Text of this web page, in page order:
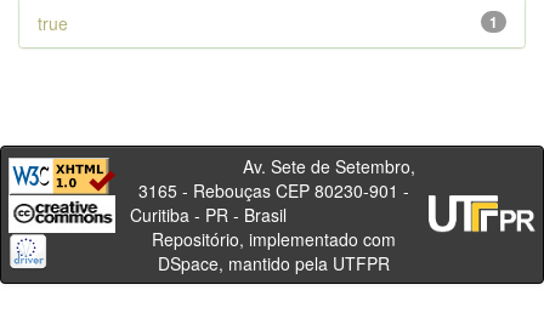
1
true
Av. Sete de Setembro,
3165 - Rebouças CEP 80230-901 -
Curitiba - PR - Brasil
Repositório, implementado com
DSpace, mantido pela UTFPR